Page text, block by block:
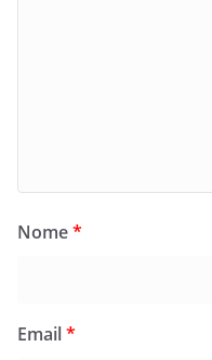
Nome*
Email*